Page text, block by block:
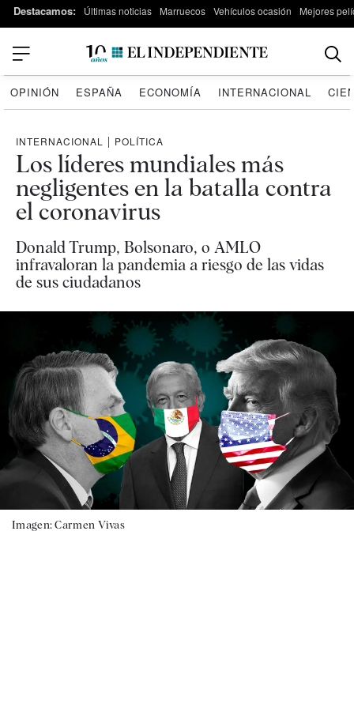
Destacamos: Últimas noticias Marruecos Vehículos ocasión Mejores
OPINIÓN ESPAÑA ECONOMÍA INTERNACIONAL
INTERNACIONAL | POLÍTICA
Los líderes mundiales más
negligentes en la batalla contra
el coronavirus
Donald Trump, Bolsonaro, o AMLO
infravaloran la pandemia a riesgo de las vidas
de sus ciudadanos
Imagen: Carmen Vivas